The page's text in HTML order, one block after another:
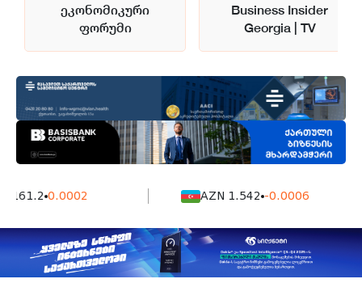
ეკონომიკური
ფორუმი
Business Insider
Georgia | TV
0.0002 AZN 1.542 -0.0006